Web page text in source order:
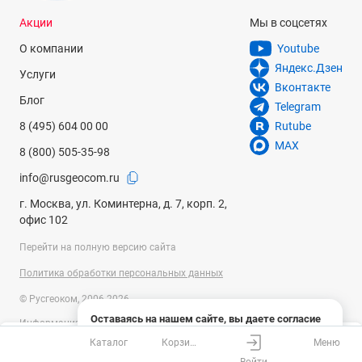
минимальное смещение полос может привести к
значительному разрыву в конце стены. Также лазерный
нивелир поможет при декорировании помещения и
установке мебели.
Следуя нашим рекомендациям, вы сможете выбрать
лазерный нивелир, который превратит ремонт в квартире в
простую задачу. Обширный ассортимент нашего магазина
позволяет подобрать инструмент с любым функционалом и
за любые деньги.
Оставаясь на нашем сайте, вы даете согласие
на использование файлов cookies и сбор данных
системами веб-аналитики
Акции
О компании
Услуги
Блог
8 (495) 604 00 00
8 (800) 505-35-98
info@rusgeocom.ru
г. Москва, ул. Коминтерна, д. 7, корп. 2,
офис 102
Мы в соцсетях
Youtube
Яндекс.Дзен
Вконтакте
Telegram
Rutube
MAX
Перейти на полную версию сайта
Политика обработки персональных данных
© Русгеоком, 2006-2026
Информация на сайте носит справочный характер и не является
публичной офертой, определяемой положениями Статьи 437
Гражданского кодекса Российской Федерации. Технические
Каталог
Корзина
Меню